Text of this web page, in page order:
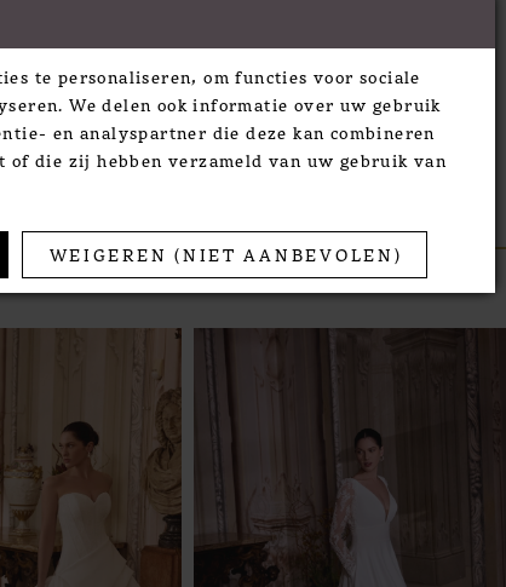
te personaliseren, om functies voor sociale
We delen ook informatie over uw gebruik
en analyspartner die deze kan combineren
die zij hebben verzameld van uw gebruik van
WEIGEREN (NIET AANBEVOLEN)